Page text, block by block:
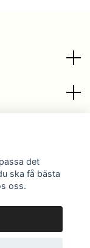
det
ska få bästa
oss.